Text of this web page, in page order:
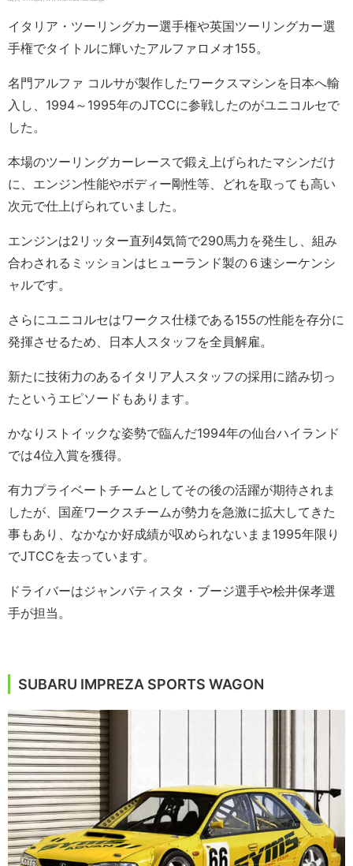
イタリア・ツーリングカー選手権や英国ツーリングカー選
手権でタイトルに輝いたアルファロメオ155。
名門アルファ コルサが製作したワークスマシンを日本へ輸
入し、1994～1995年のJTCCに参戦したのがユニコルセで
した。
本場のツーリングカーレースで鍛え上げられたマシンだけ
に、エンジン性能やボディー剛性等、どれを取っても高い
次元で仕上げられていました。
エンジンは2リッター直列4気筒で290馬力を発生し、組み
合わされるミッションはヒューランド製の６速シーケンシ
ャルです。
さらにユニコルセはワークス仕様である155の性能を存分に
発揮させるため、日本人スタッフを全員解雇。
新たに技術力のあるイタリア人スタッフの採用に踏み切っ
たというエピソードもあります。
かなりストイックな姿勢で臨んだ1994年の仙台ハイランド
では4位入賞を獲得。
有力プライベートチームとしてその後の活躍が期待されま
したが、国産ワークスチームが勢力を急激に拡大してきた
事もあり、なかなか好成績が収められないまま1995年限り
でJTCCを去っています。
ドライバーはジャンバティスタ・ブージ選手や桧井保孝選
手が担当。
SUBARU IMPREZA SPORTS WAGON